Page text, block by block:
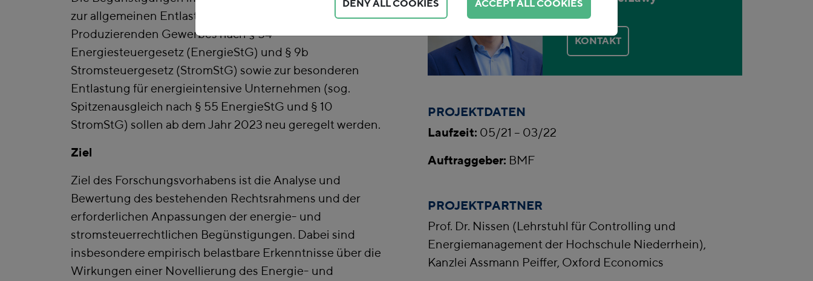
zur allgemeinen Entlastung von Unternehmen des
Produzierenden Gewerbes nach § 54
Energiesteuergesetz (EnergieStG) und § 9b
Stromsteuergesetz (StromStG) sowie zur besonderen
Entlastung für energieintensive Unternehmen (sog.
Spitzenausgleich nach § 55 EnergieStG und § 10
StromStG) sollen ab dem Jahr 2023 neu geregelt werden.
Ziel
Ziel des Forschungsvorhabens ist die Analyse und
Bewertung des bestehenden Rechtsrahmens und der
erforderlichen Anpassungen der energie- und
stromsteuerrechtlichen Begünstigungen. Dabei sind
insbesondere empirisch belastbare Erkenntnisse über die
Wirkungen einer Novellierung des Energie- und
KONTAKT
PROJEKTDATEN
Laufzeit: 05/21 – 03/22
Auftraggeber: BMF
PROJEKTPARTNER
Prof. Dr. Nissen (Lehrstuhl für Controlling und
Energiemanagement der Hochschule Niederrhein),
Kanzlei Assmann Peiffer, Oxford Economics
DENY ALL COOKIES ACCEPT ALL COOKIES